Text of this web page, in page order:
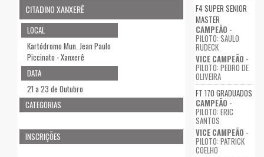
CITADINO XANXERÊ
LOCAL
Kartódromo Mun. Jean Paulo
Piccinato - Xanxerê
DATA
21 a 23 de Outubro
CATEGORIAS
INSCRIÇÕES
F4 SUPER SENIOR
MASTER
CAMPEÃO -
PILOTO: SAULO
RUDECK
VICE CAMPEÃO -
PILOTO: PEDRO DE
OLIVEIRA
FT 170 GRADUADOS
CAMPEÃO -
PILOTO: ERIC
SANTOS
VICE CAMPEÃO -
PILOTO: PATRICK
COELHO